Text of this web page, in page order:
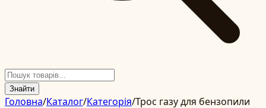
Знайти
Головна/Каталог/Категорія/Трос газу для бензопили